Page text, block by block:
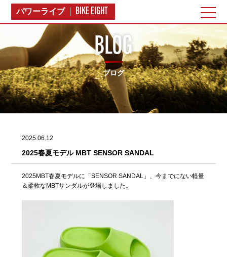
パワーライブ BIKE EIGHT
BLOG
ブログ
2025.06.12
2025春夏モデル MBT SENSOR SANDAL
2025MBT春夏モデルに「SENSOR SANDAL」、今までにない軽量
＆柔軟なMBTサンダルが登場しました。